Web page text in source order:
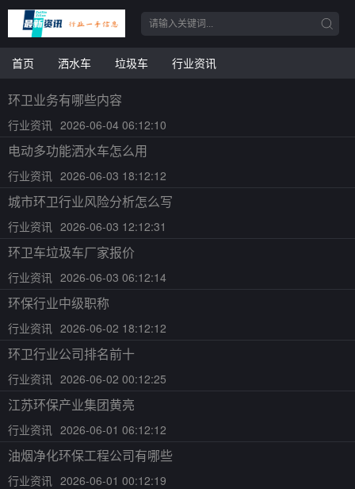
首页 洒水车 垃圾车 行业资讯
环卫业务有哪些内容
行业资讯 2026-06-04 06:12:10
电动多功能洒水车怎么用
行业资讯 2026-06-03 18:12:12
城市环卫行业风险分析怎么写
行业资讯 2026-06-03 12:12:31
环卫车垃圾车厂家报价
行业资讯 2026-06-03 06:12:14
环保行业中级职称
行业资讯 2026-06-02 18:12:12
环卫行业公司排名前十
行业资讯 2026-06-02 00:12:25
江苏环保产业集团黄亮
行业资讯 2026-06-01 06:12:12
油烟净化环保工程公司有哪些
行业资讯 2026-06-01 00:12:19